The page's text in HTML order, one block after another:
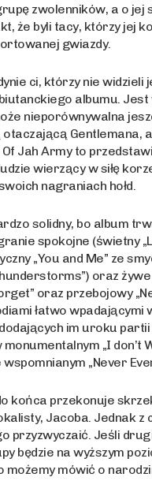
zwolenników, a o jej
że byli tacy, którzy jej
gwiazdy.
ci, którzy nie widzieli
albumu. Jest
nieporównywalna
Gentlemana,
Jah Army to
wierzący w siłę
nagraniach hołd.
solidny, bo album
spokojne (świetny
„You and Me” ze
oraz żywe
oraz przebojowy
łatwo wpadającymi
im uroku
„I don’t
„Never
końca przekonuje
Jacoba. Jednak z
przyzwyczaić. Jeśli
będzie na wyższym
możemy mówić o